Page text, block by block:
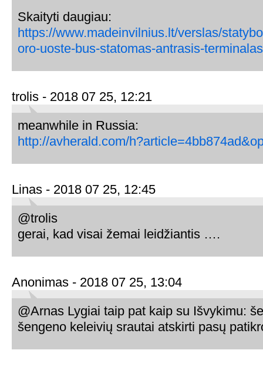
Skaityti daugiau:
https://www.madeinvilnius.lt/verslas/
oro-uoste-bus-statomas-antrasis-
trolis - 2018 07 25, 12:21
meanwhile in Russia:
http://avherald.com/
Linas - 2018 07 25, 12:45
@trolis
gerai, kad visai žemai leidžiantis ….
Anonimas - 2018 07 25, 13:04
@Arnas Lygiai taip pat kaip su Išvykimu:
šengeno keleivių srautai atskirti pasų